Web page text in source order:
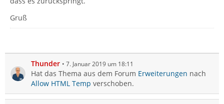
Gruß
Thunder 7. Januar 2019 um 18:11
Hat das Thema aus dem Forum Erweiterungen nach
Allow HTML Temp verschoben.